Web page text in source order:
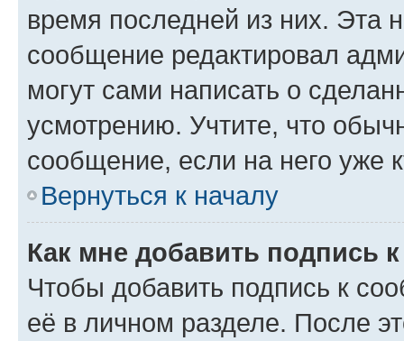
время последней из них. Эта
сообщение редактировал
могут сами написать о
усмотрению. Учтите, что
сообщение, если на него уже
Вернуться к началу
Как мне добавить подпись
Чтобы добавить подпись к
её в личном разделе. После